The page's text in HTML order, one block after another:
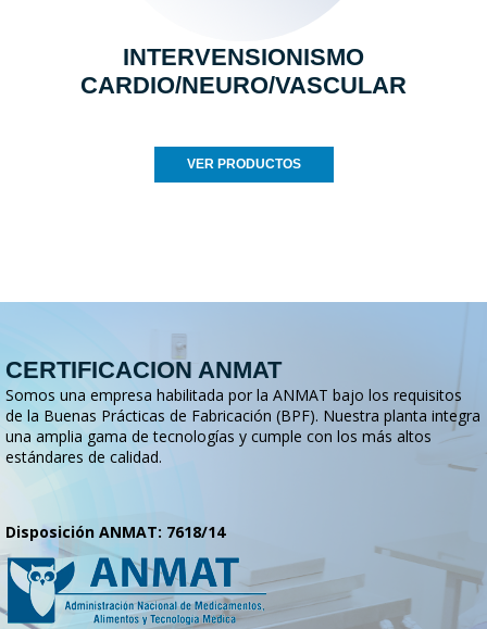
INTERVENSIONISMO
CARDIO/NEURO/VASCULAR
VER PRODUCTOS
CERTIFICACION ANMAT
Somos una empresa habilitada por la ANMAT bajo los requisitos
de la Buenas Prácticas de Fabricación (BPF). Nuestra planta integra
una amplia gama de tecnologías y cumple con los más altos
estándares de calidad.
Disposición ANMAT: 7618/14